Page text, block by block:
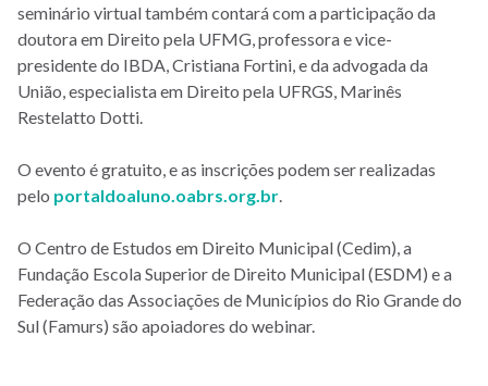
seminário virtual também contará com a participação da
doutora em Direito pela UFMG, professora e vice-
presidente do IBDA, Cristiana Fortini, e da advogada da
União, especialista em Direito pela UFRGS, Marinês
Restelatto Dotti.
O evento é gratuito, e as inscrições podem ser realizadas
pelo portaldoaluno.oabrs.org.br
O Centro de Estudos em Direito Municipal (Cedim), a
Fundação Escola Superior de Direito Municipal (ESDM) e a
Federação das Associações de Municípios do Rio Grande do
Sul (Famurs) são apoiadores do webinar.